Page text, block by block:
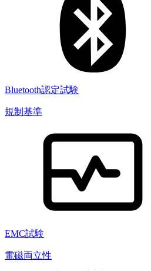
Bluetooth認定試験
規制基準
EMC試験
電磁両立性